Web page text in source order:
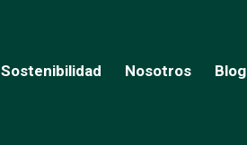
Sostenibilidad Nosotros Blog